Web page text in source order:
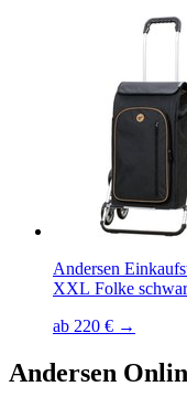
Andersen
XXL Folke
ab 220 € →
Andersen